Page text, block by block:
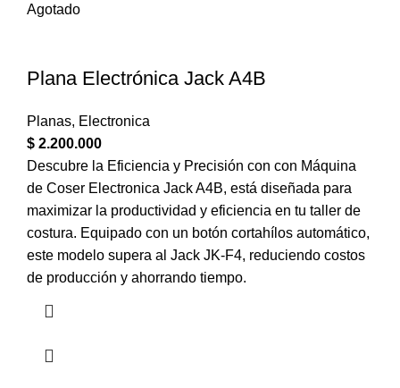
Agotado
Plana Electrónica Jack A4B
Planas, Electronica
$ 2.200.000
Descubre la Eficiencia y Precisión con con Máquina
de Coser Electronica Jack A4B, está diseñada para
maximizar la productividad y eficiencia en tu taller de
costura. Equipado con un botón cortahílos automático,
este modelo supera al Jack JK-F4, reduciendo costos
de producción y ahorrando tiempo.